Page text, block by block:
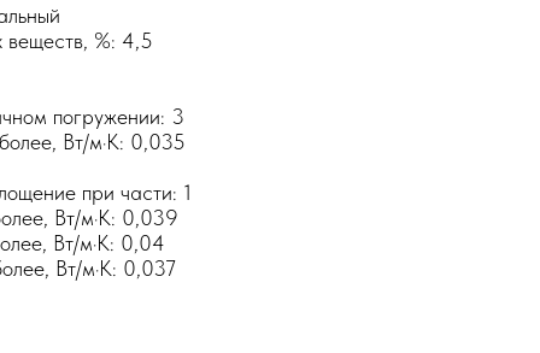
веществ, %: 4,5
погружении: 3
Вт/м·K: 0,035
при части: 1
Вт/м·K: 0,039
Вт/м·K: 0,04
Вт/м·K: 0,037